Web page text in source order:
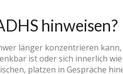
hinweisen?
länger konzentrieren
ist oder sich innerlich
platzen in Gespräche